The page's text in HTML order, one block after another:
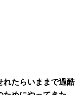
れたらいままで過酷